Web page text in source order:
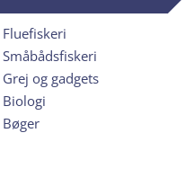
Fluefiskeri
Småbådsfiskeri
Grej og gadgets
Biologi
Bøger